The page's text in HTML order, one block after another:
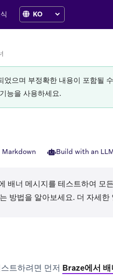
었으며 부정확한 내용이 포함될
능을 사용하세요.
Markdown Build with an
배너 메시지를 테스트하여 모
방법을 알아보세요. 더 자세한
트하려면 먼저 Braze에서